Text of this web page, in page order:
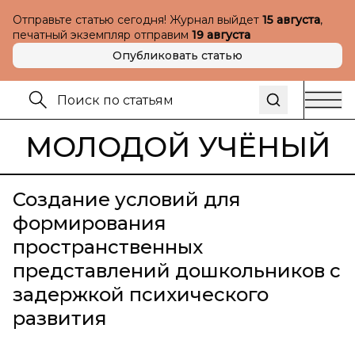
Отправьте статью сегодня! Журнал выйдет 15 августа,
печатный экземпляр отправим 19 августа
Опубликовать статью
МОЛОДОЙ УЧЁНЫЙ
Создание условий для
формирования
пространственных
представлений дошкольников с
задержкой психического
развития